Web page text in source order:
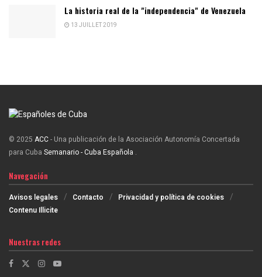
La historia real de la "independencia" de Venezuela
13 JUILLET 2019
© 2025 ACC- Una publicación de la Asociación Autonomía Concertada
para Cuba Semanario - Cuba Española .
Navegación
Avisos legales Contacto
Privacidad y política de cookies
Contenu Illicite
Nuestras redes